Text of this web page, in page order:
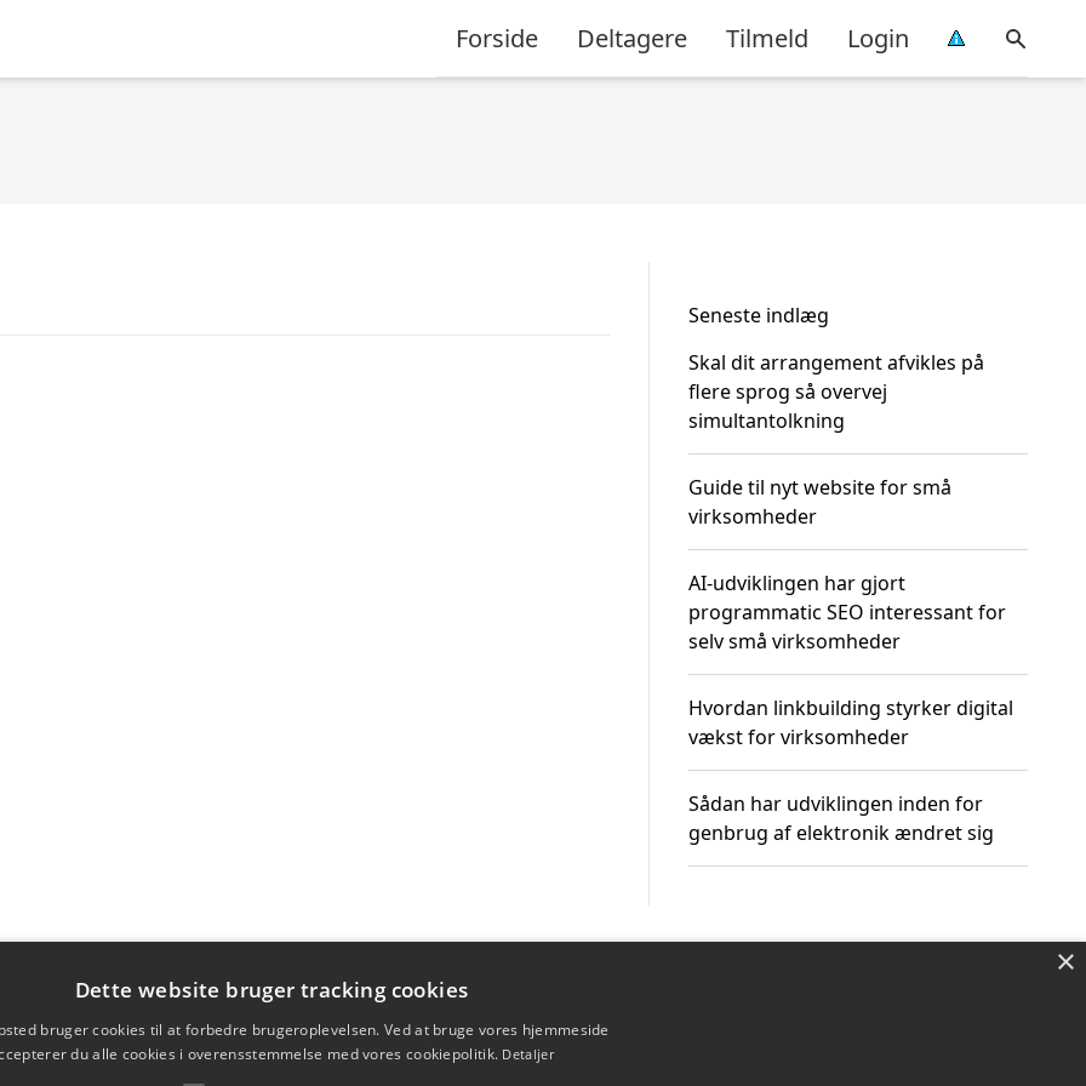
Forside Deltagere Tilmeld Login
Seneste indlæg
Skal dit arrangement afvikles på
flere sprog så overvej
simultantolkning
Guide til nyt website for små
virksomheder
AI-udviklingen har gjort
programmatic SEO interessant for
selv små virksomheder
Hvordan linkbuilding styrker digital
vækst for virksomheder
Sådan har udviklingen inden for
genbrug af elektronik ændret sig
×
Dette website bruger tracking cookies
bruger cookies til at forbedre brugeroplevelsen. Ved at bruge vores hjemmeside
du alle cookies i overensstemmelse med vores cookiepolitik. Detaljer